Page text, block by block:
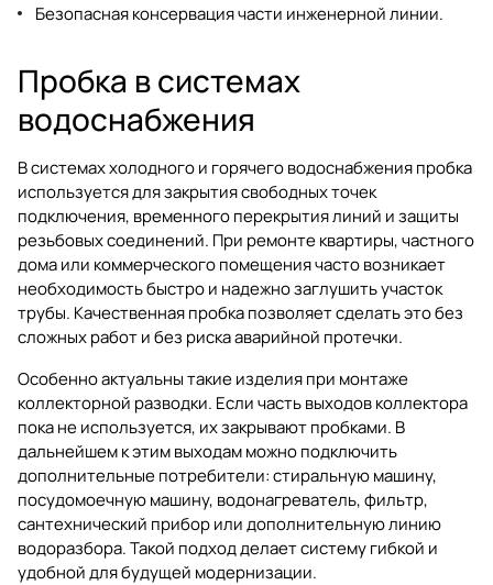
Безопасная консервация части инженерной линии.
Пробка в системах
водоснабжения
В системах холодного и горячего водоснабжения пробка
используется для закрытия свободных точек
подключения, временного перекрытия линий и защиты
резьбовых соединений. При ремонте квартиры, частного
дома или коммерческого помещения часто возникает
необходимость быстро и надежно заглушить участок
трубы. Качественная пробка позволяет сделать это без
сложных работ и без риска аварийной протечки.
Особенно актуальны такие изделия при монтаже
коллекторной разводки. Если часть выходов коллектора
пока не используется, их закрывают пробками. В
дальнейшем к этим выходам можно подключить
дополнительные потребители: стиральную машину,
посудомоечную машину, водонагреватель, фильтр,
сантехнический прибор или дополнительную линию
водоразбора. Такой подход делает систему гибкой и
удобной для будущей модернизации.